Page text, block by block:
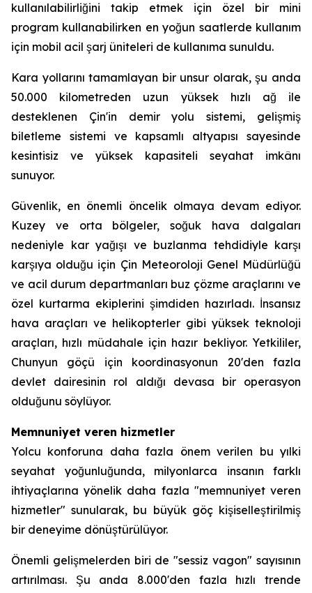
kullanılabilirliğini takip etmek için özel bir mini
program kullanabilirken en yoğun saatlerde kullanım
için mobil acil şarj üniteleri de kullanıma sunuldu.
Kara yollarını tamamlayan bir unsur olarak, şu anda
50.000 kilometreden uzun yüksek hızlı ağ ile
desteklenen Çin'in demir yolu sistemi, gelişmiş
biletleme sistemi ve kapsamlı altyapısı sayesinde
kesintisiz ve yüksek kapasiteli seyahat imkânı
sunuyor.
Güvenlik, en önemli öncelik olmaya devam ediyor.
Kuzey ve orta bölgeler, soğuk hava dalgaları
nedeniyle kar yağışı ve buzlanma tehdidiyle karşı
karşıya olduğu için Çin Meteoroloji Genel Müdürlüğü
ve acil durum departmanları buz çözme araçlarını ve
özel kurtarma ekiplerini şimdiden hazırladı. İnsansız
hava araçları ve helikopterler gibi yüksek teknoloji
araçları, hızlı müdahale için hazır bekliyor. Yetkililer,
Chunyun göçü için koordinasyonun 20'den fazla
devlet dairesinin rol aldığı devasa bir operasyon
olduğunu söylüyor.
Memnuniyet veren hizmetler
Yolcu konforuna daha fazla önem verilen bu yılki
seyahat yoğunluğunda, milyonlarca insanın farklı
ihtiyaçlarına yönelik daha fazla "memnuniyet veren
hizmetler" sunularak, bu büyük göç kişiselleştirilmiş
bir deneyime dönüştürülüyor.
Önemli gelişmelerden biri de "sessiz vagon" sayısının
artırılması. Şu anda 8.000'den fazla hızlı trende